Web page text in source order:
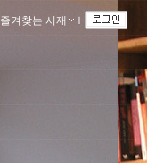
즐겨찾는 서재 ｌ